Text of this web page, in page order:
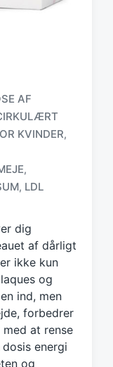
AF
KVINDER,
,
, LDL
dig
af dårligt
ikke kun
og
ind, men
forbedrer
at rense
energi
og